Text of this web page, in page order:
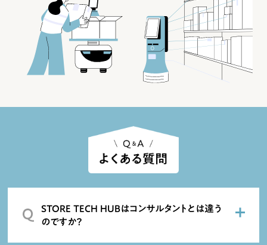
STORE TECH HUBはコンサルタントとは違う
のですか？